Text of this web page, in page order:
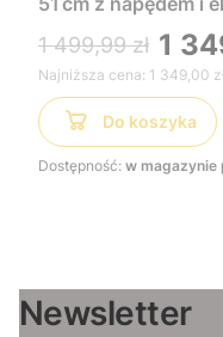
wygodna i łatwa w
dużych trawników
1 499,99 zł 1
Najniższa cena: 1 349,00 zł
Do koszyka
Dostępność: w magazynie
Newsletter